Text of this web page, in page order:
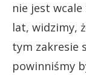
nie jest wcale
lat, widzimy,
tym zakresie
powinniśmy